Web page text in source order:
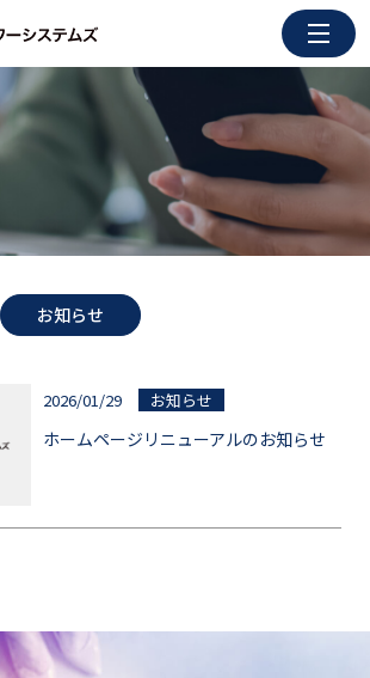
お知らせ
2026/01/29 お知らせ
ホームページリニューアルのお知らせ